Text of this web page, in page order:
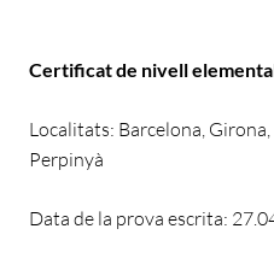
Certificat de nivell
Localitats: Barcelona,
Perpinyà
Data de la prova escrita: